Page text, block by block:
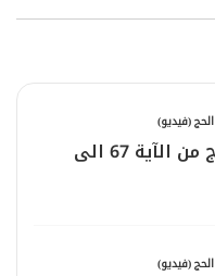
(فيديو)
شرح سورة الحج من الآية 67 الى
(فيديو)